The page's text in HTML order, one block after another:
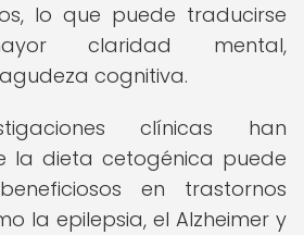
lo que puede traducirse
claridad mental,
cognitiva.
clínicas han
la dieta cetogénica puede
en trastornos
la epilepsia, el Alzheimer y